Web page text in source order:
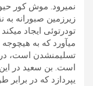
نمیرود. موش کور
زيرزمين صبورانه به
تودرتوئی ايجاد
میآورد که به
تسليمنشدن است،
است. بن سعيد در
یپردازد که در